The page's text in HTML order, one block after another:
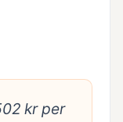
kr per